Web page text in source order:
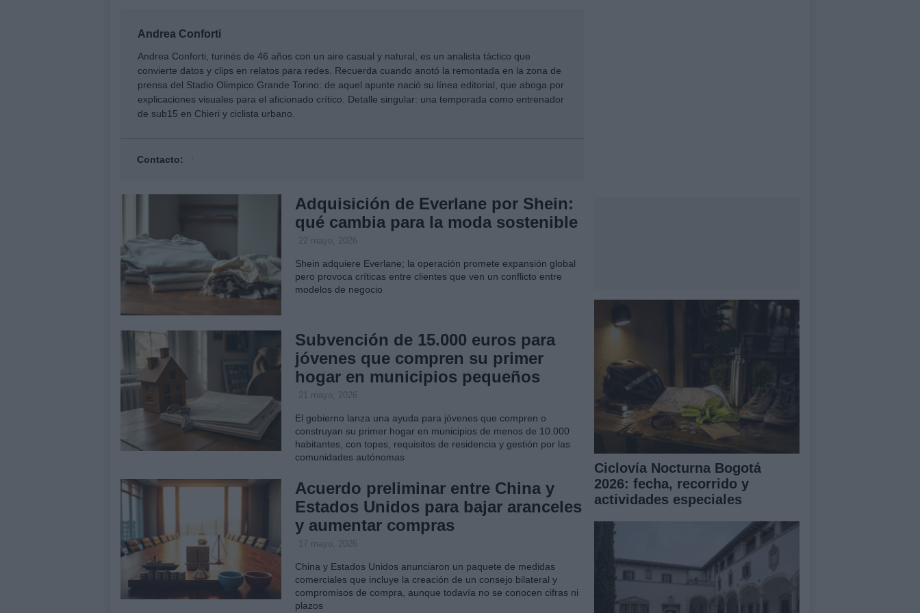
Andrea Conforti
Andrea Conforti, turinés de 46 años con un aire casual y natural, es un analista táctico que
convierte datos y clips en relatos para redes. Recuerda cuando anotó la remontada en la zona de
prensa del Stadio Olimpico Grande Torino: de aquel apunte nació su línea editorial, que aboga por
explicaciones visuales para el aficionado crítico. Detalle singular: una temporada como entrenador
de sub15 en Chieri y ciclista urbano.
Contacto:
Adquisición de Everlane por Shein:
qué cambia para la moda sostenible
22 mayo, 2026
Shein adquiere Everlane; la operación promete expansión global
pero provoca críticas entre clientes que ven un conflicto entre
modelos de negocio
Subvención de 15.000 euros para
jóvenes que compren su primer
hogar en municipios pequeños
21 mayo, 2026
El gobierno lanza una ayuda para jóvenes que compren o
construyan su primer hogar en municipios de menos de 10.000
habitantes, con topes, requisitos de residencia y gestión por las
comunidades autónomas
Acuerdo preliminar entre China y
Estados Unidos para bajar aranceles
y aumentar compras
17 mayo, 2026
China y Estados Unidos anunciaron un paquete de medidas
comerciales que incluye la creación de un consejo bilateral y
compromisos de compra, aunque todavía no se conocen cifras ni
plazos
Ciclovía Nocturna Bogotá
2026: fecha, recorrido y
actividades especiales